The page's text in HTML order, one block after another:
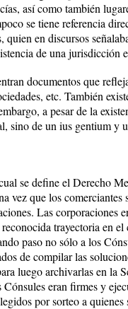
así como también
se tiene referencia
en discursos
de una jurisdicción
documentos que
etc. También
a pesar de la
sino de un ius gentium y
se define el Derecho
vez que los comerciantes
Las corporaciones
trayectoria en
paso no sólo a los
de compilar las
luego archivarlas en la
eran firmes y
por sorteo a